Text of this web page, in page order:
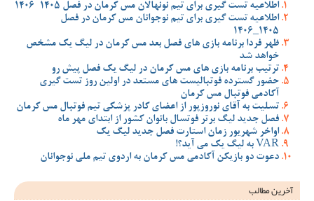
اطلاعیه تست گیری برای تیم نونهالان مس کرمان در فصل 1405-1406
اطلاعیه تست گیری برای تیم نوجوانان مس کرمان در فصل
1405_1406
ظهر فردا برنامه بازی های فصل بعد مس کرمان در لیگ یک مشخص
خواهد شد
ترتیب برنامه بازی های مس کرمان در لیگ یک فصل پیش رو
حضور گسترده فوتبالیست های مستعد در اولین روز تست گیری
آکادمی فوتبال مس کرمان
تسلیت به آقای نوروزپور از اعضای کادر پزشکی تیم فوتبال مس کرمان
فصل جدید لیگ برتر فوتسال بانوان کشور از ابتدای مهر ماه
اواخر شهریور زمان استارت فصل جدید لیگ یک
VAR به لیگ یک می آید؟!
دعوت دو بازیکن آکادمی مس کرمان به اردوی تیم ملی نوجوانان
آخرین مطالب